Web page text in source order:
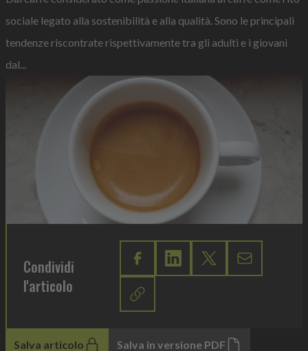
sociale legato alla sostenibilità e alla qualità. Sono le principali
tendenze riscontrate rispettivamente tra gli adulti e i giovani
dal...
Condividi
l'articolo
Salva articolo Salva in versione PDF